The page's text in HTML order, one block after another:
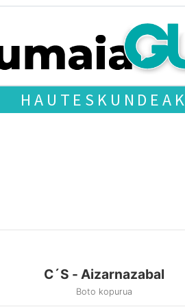
HAUTESKUNDEAK
C´S - Aizarnazabal
Boto kopurua